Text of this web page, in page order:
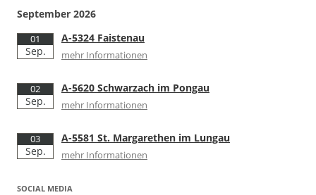
September 2026
01
Sep.
A-5324 Faistenau
mehr Informationen
02
Sep.
A-5620 Schwarzach im Pongau
mehr Informationen
03
Sep.
A-5581 St. Margarethen im Lungau
mehr Informationen
SOCIAL MEDIA